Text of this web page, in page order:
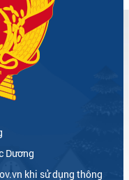
Dương
khi sử dụng thông